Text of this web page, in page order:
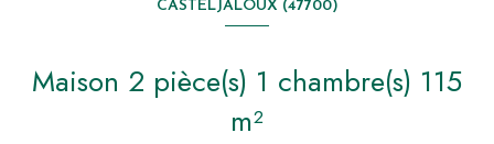
CASTELJALOUX (47700)
Maison 2 pièce(s) 1 chambre(s) 115
m²